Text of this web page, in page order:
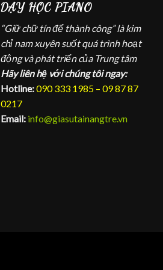
DẠY HỌC PIANO
“Giữ chữ tín để thành công” là kim
chỉ nam xuyên suốt quá trình hoạt
động và phát triển của Trung tâm
Hãy liên hệ với chúng tôi ngay:
Hotline:090 333 1985 – 09 87 87
0217
Email: info@giasutainangtre.vn